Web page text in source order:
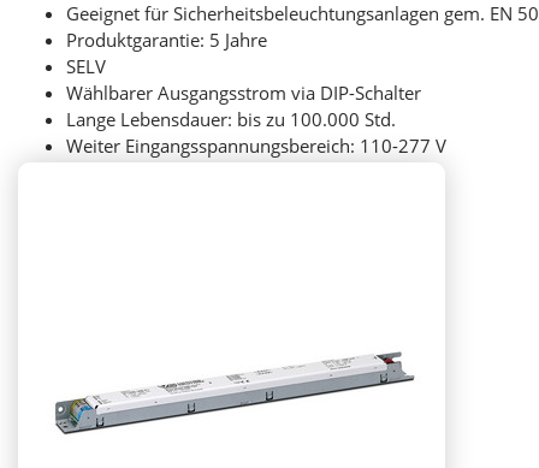
Geeignet für Sicherheitsbeleuchtungsanlagen gem. EN
Produktgarantie: 5 Jahre
SELV
Wählbarer Ausgangsstrom via DIP-Schalter
Lange Lebensdauer: bis zu 100.000 Std.
Weiter Eingangsspannungsbereich: 110-277 V